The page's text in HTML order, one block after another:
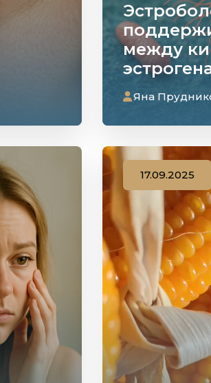
между
Яна
17.09.2025